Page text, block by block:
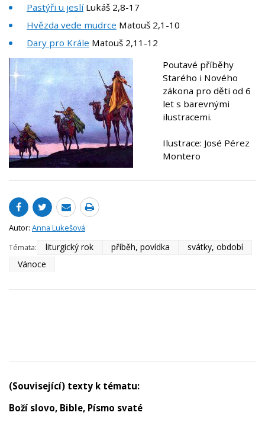
Pastýři u jeslíLukáš 2,8-17
Hvězda vede mudrce Matouš 2,1-10
Dary pro Krále Matouš 2,11-12
Poutavé příběhy
Starého i Nového
zákona pro děti od 6
let s barevnými
ilustracemi.
Ilustrace: José Pérez
Montero
Autor: Anna Lukešová
Témata:
liturgický rok příběh, povídka
svátky, období
Vánoce
(Související) texty k tématu:
Boží slovo, Bible, Písmo svaté